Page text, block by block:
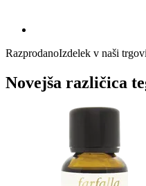
RazprodanoIzdelek v naši
Novejša različica